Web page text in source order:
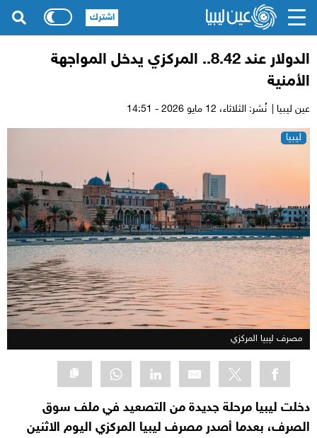
الدولار عند 8.42.. المركزي يدخل المواجهة
الأمنية
عين ليبيا | نُشر: الثلاثاء،
ليبيا
مصرف ليبيا المركزي
دخلت ليبيا مرحلة جديدة من التصعيد في ملف سوق
الصرف، بعدما أصدر مصرف ليبيا المركزي اليوم الاثنين
اشترك